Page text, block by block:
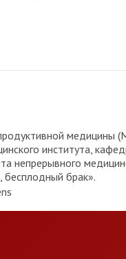
медицины
института,
непрерывного
бесплодный брак».